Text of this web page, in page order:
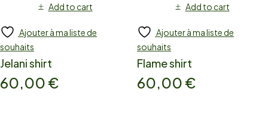
Add to cart
Ajouter à ma liste de
souhaits
Jelani shirt
60,00 €
Add to cart
Ajouter à ma liste de
souhaits
Flame shirt
60,00 €